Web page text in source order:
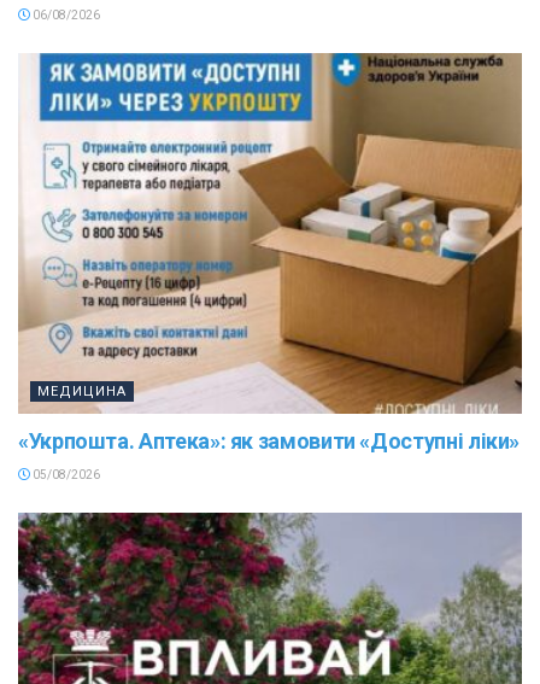
06/08/2026
МЕДИЦИНА
«Укрпошта. Аптека»: як замовити «Доступні ліки»
05/08/2026